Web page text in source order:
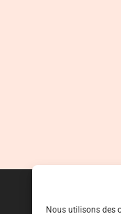
Nous utilisons des